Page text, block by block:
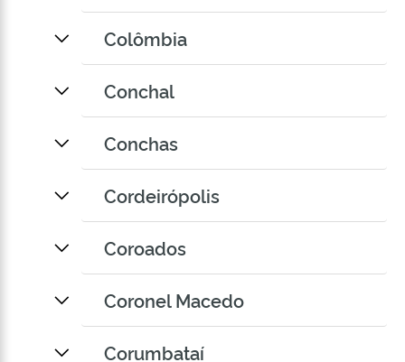
Colômbia
Conchal
Conchas
Cordeirópolis
Coroados
Coronel Macedo
Corumbataí